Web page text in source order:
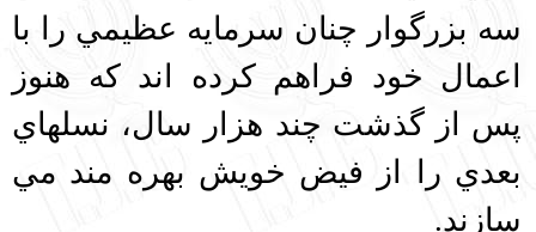
سه بزرگوار چنان سرمايه عظيمي را با
اعمال خود فراهم كرده اند كه هنوز
پس از گذشت چند هزار سال، نسلهاي
بعدي را از فيض خويش بهره مند مي
سازند.